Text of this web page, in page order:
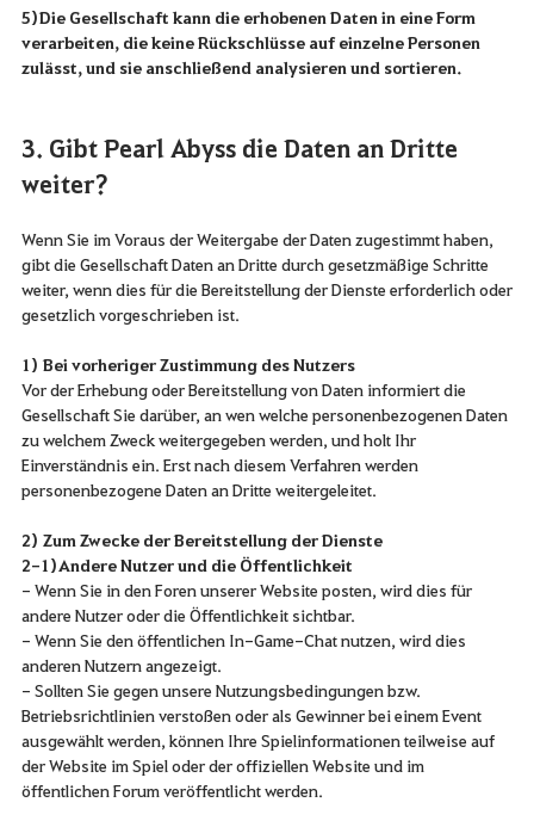
5) Die Gesellschaft kann die erhobenen Daten in eine Form
verarbeiten, die keine Rückschlüsse auf einzelne Personen
zulässt, und sie anschließend analysieren und sortieren.
3. Gibt Pearl Abyss die Daten an Dritte
weiter?
Wenn Sie im Voraus der Weitergabe der Daten zugestimmt haben,
gibt die Gesellschaft Daten an Dritte durch gesetzmäßige Schritte
weiter, wenn dies für die Bereitstellung der Dienste erforderlich oder
gesetzlich vorgeschrieben ist.
1) Bei vorheriger Zustimmung des Nutzers
Vor der Erhebung oder Bereitstellung von Daten informiert die
Gesellschaft Sie darüber, an wen welche personenbezogenen Daten
zu welchem Zweck weitergegeben werden, und holt Ihr
Einverständnis ein. Erst nach diesem Verfahren werden
personenbezogene Daten an Dritte weitergeleitet.
2) Zum Zwecke der Bereitstellung der Dienste
2-1) Andere Nutzer und die Öffentlichkeit
- Wenn Sie in den Foren unserer Website posten, wird dies für
andere Nutzer oder die Öffentlichkeit sichtbar.
- Wenn Sie den öffentlichen In-Game-Chat nutzen, wird dies
anderen Nutzern angezeigt.
- Sollten Sie gegen unsere Nutzungsbedingungen bzw.
Betriebsrichtlinien verstoßen oder als Gewinner bei einem Event
ausgewählt werden, können Ihre Spielinformationen teilweise auf
der Website im Spiel oder der offiziellen Website und im
öffentlichen Forum veröffentlicht werden.